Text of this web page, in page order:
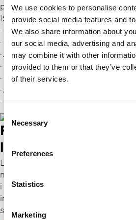
We use cookies to personalise
provide social media features and
We also share information about
our social media, advertising and
may combine it with other
provided to them or that they’ve
of their services.
C
o
n
S
e
Necessary
Preferences
Statistics
Marketing
polsterværksted at tilbyde
ISRI sæder. Det kan f.eks. være:
· Eftermontering af ekstra
· Justering af lændestøtte
· Ændring af lændesvaj
· Mere støtte under lår
· Udskæring til haleben
· Ændring af sædepudens hårdhed
· Etc.
Praktisk og behagelig
læderpolstring
Ligeledes tilbyder vi polstring af
m.m. Der findes mange
i alverdens farver, som gør det
individuelt præg på din daglige
selvfølgelig til rådighed med